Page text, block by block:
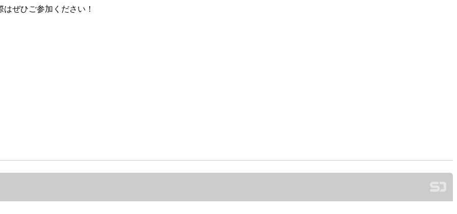
ぜひご参加ください！